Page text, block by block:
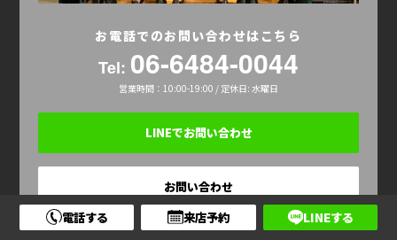
お電話でのお問い合わせはこちら
Tel: 06-6484-0044
営業時間：10:00-19:00 / 定休日: 水曜日
LINEでお問い合わせ
お問い合わせ
電話する 来店予約 LINEする